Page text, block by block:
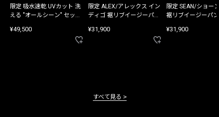
限定 吸水速乾 UVカット 洗
える "オールシーン" セット
¥49,500
限定 ALEX/アレックス イン
ディゴ 裾リブイージーパン
¥31,900
限定 SEAN/ショー
裾リブイージーパ
¥31,900
すべて見る